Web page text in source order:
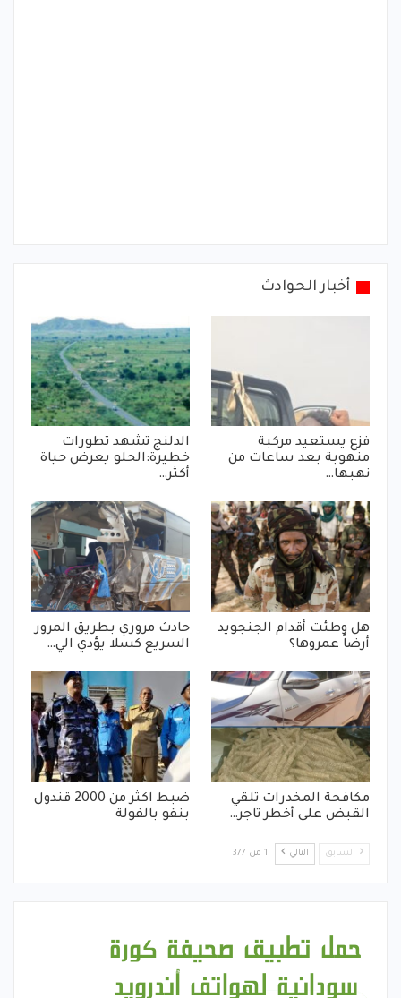
أخبار الحوادث
فزع يستعيد مركبة
منهوبة بعد ساعات من
نهبها…
الدلنج تشهد تطورات
خطيرة:الحلو يعرض حياة
أكثر…
هل وطئت أقدام الجنجويد
أرضاً عمروها؟
حادث مروري بطريق المرور
السريع كسلا يؤدي الي…
مكافحة المخدرات تلقي
القبض على أخطر تاجر…
ضبط اكثر من 2000 قندول
بنقو بالفولة
السابق التالي 1 من 377